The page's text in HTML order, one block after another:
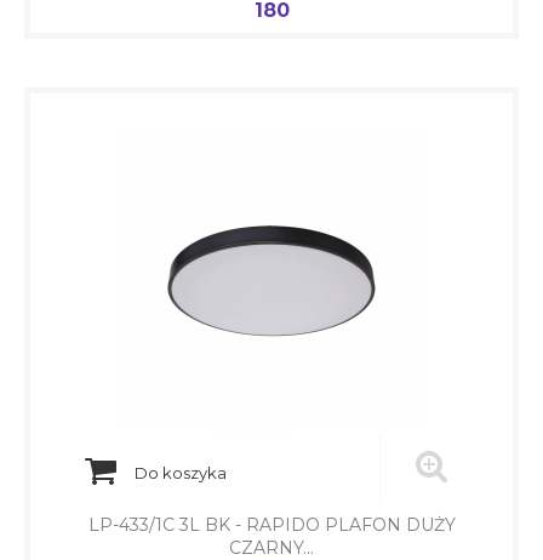
Cena
180
Do koszyka
LP-433/1C 3L BK - RAPIDO PLAFON DUŻY
CZARNY...